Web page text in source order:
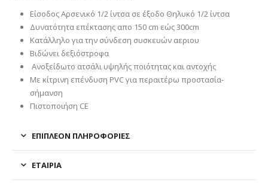
Είσοδος Αρσενικό 1/2 ίντσα σε έξοδο Θηλυκό 1/2 ίντσα
Δυνατότητα επέκτασης απο 150 cm εώς 300cm
Κατάλληλο για την σύνδεση συσκευών αεριου
Βιδώνει δεξιόστροφα
Ανοξείδωτο ατσάλι υψηλής ποιότητας και αντοχής
Με κίτρινη επένδυση PVC για περαιτέρω προστασία-
σήμανση
Πιστοποιήση CE
ΕΠΙΠΛΈΟΝ ΠΛΗΡΟΦΟΡΊΕΣ
ΕΤΑΙΡΊΑ